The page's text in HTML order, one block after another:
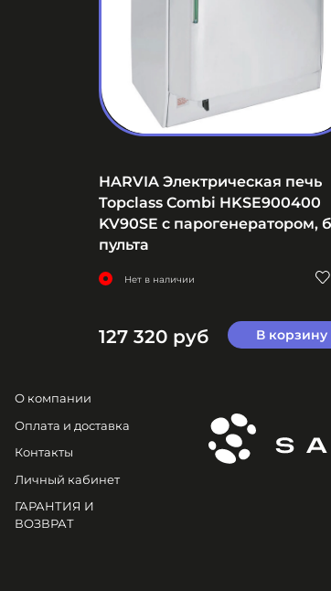
HARVIA Электрическая печь
Topclass Combi HKSE900400
KV90SE с парогенератором,
пульта
Нет в наличии
127 320 руб В корзину
О компании
Оплата и доставка
Контакты
Личный кабинет
ГАРАНТИЯ И
ВОЗВРАТ